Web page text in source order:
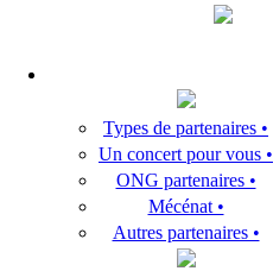
Types de partenaires •
Un concert pour vous •
ONG partenaires •
Mécénat •
Autres partenaires •